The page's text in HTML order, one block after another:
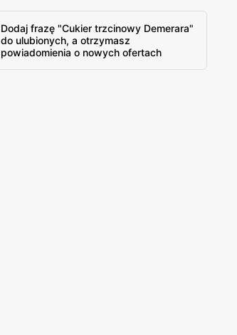
Dodaj frazę "Cukier trzcinowy Demerara"
do ulubionych, a otrzymasz
powiadomienia o nowych ofertach